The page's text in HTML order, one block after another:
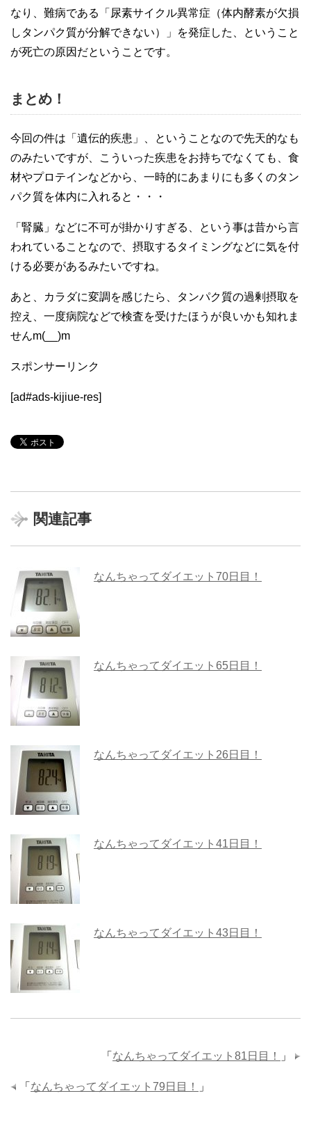
なり、難病である「尿素サイクル異常症（体内酵素が欠損
しタンパク質が分解できない）」を発症した、ということ
が死亡の原因だということです。
まとめ！
今回の件は「遺伝的疾患」、ということなので先天的なも
のみたいですが、こういった疾患をお持ちでなくても、食
材やプロテインなどから、一時的にあまりにも多くのタン
パク質を体内に入れると・・・
「腎臓」などに不可が掛かりすぎる、という事は昔から言
われていることなので、摂取するタイミングなどに気を付
ける必要があるみたいですね。
あと、カラダに変調を感じたら、タンパク質の過剰摂取を
控え、一度病院などで検査を受けたほうが良いかも知れま
せんm(__)m
スポンサーリンク
[ad#ads-kijiue-res]
関連記事
なんちゃってダイエット70日目！
なんちゃってダイエット65日目！
なんちゃってダイエット26日目！
なんちゃってダイエット41日目！
なんちゃってダイエット43日目！
「 なんちゃってダイエット81日目！ 」
「 なんちゃってダイエット79日目！ 」